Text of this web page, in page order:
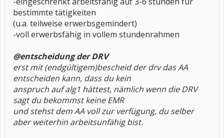
bestimmte tätigkeiten
(u.a. teilweise erwerbsgemindert)
-voll erwerbsfähig in vollem stundenrahmen
@entscheidung der DRV
erst mit (endgültigem)bescheid der drv das AA
entscheiden kann, dass du kein
anspruch auf alg1 hättest, nämlich wenn die DRV
sagt du bekommst keine EMR
und stehst dem AA voll zur verfügung, du selber
aber weiterhin arbeitsunfähig bist.